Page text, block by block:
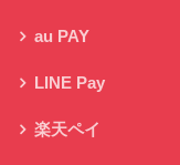
au PAY
LINE Pay
楽天ペイ